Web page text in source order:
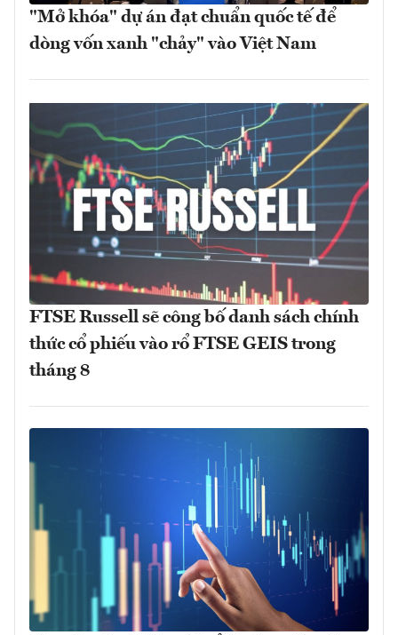
"Mở khóa" dự án đạt chuẩn quốc tế để
dòng vốn xanh "chảy" vào Việt Nam
FTSE Russell sẽ công bố danh sách chính
thức cổ phiếu vào rổ FTSE GEIS trong
tháng 8